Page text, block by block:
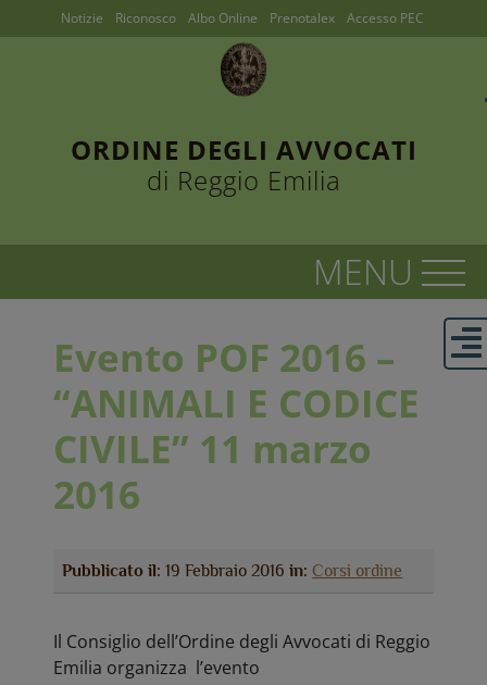
ORDINE DEGLI AVVOCATI
di Reggio Emilia
Notizie Riconosco Albo Online Prenotalex Accesso PEC
Evento POF 2016 –
“ANIMALI E CODICE
CIVILE” 11 marzo
2016
Pubblicato il: 19 Febbraio 2016in: Corsi ordine
Il Consiglio dell’Ordine degli Avvocati di Reggio
Emilia organizza l’evento